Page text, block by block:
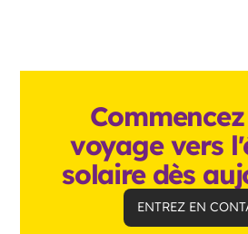
voyage vers
solaire dès
ENTREZ EN